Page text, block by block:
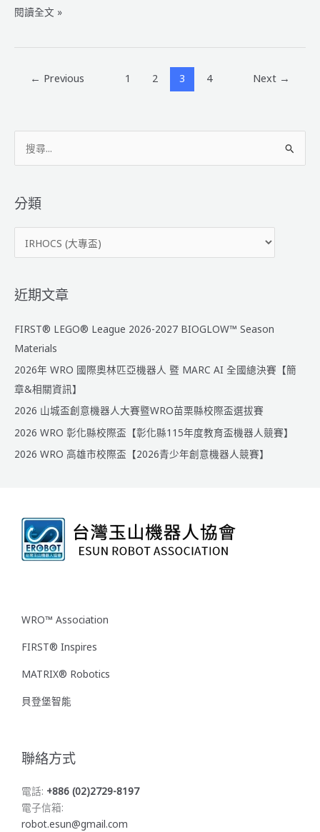
[IRHOCS
閱讀全文 »
← Previous 1 2 3 4 Next →
鍵
分類
類
近期文章
FIRST® LEGO® League 2026-2027 BIOGLOW™ Season
Materials
2026年 WRO 國際奧林匹亞機器人 暨 MARC AI 全國總決賽【簡
章&相關資訊】
2026 山城盃創意機器人大賽暨WRO苗栗縣校際盃選拔賽
2026 WRO 彰化縣校際盃【彰化縣115年度教育盃機器人競賽】
2026 WRO 高雄市校際盃【2026青少年創意機器人競賽】
WRO™ Association
FIRST® Inspires
MATRIX® Robotics
貝登堡智能
聯絡方式
電話: +886 (02)2729-8197
電子信箱:
robot.esun@gmail.com